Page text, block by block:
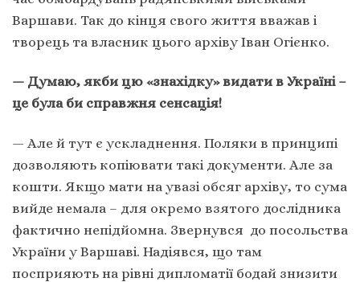
Варшави. Так до кінця свого життя вважав і
творець та власник цього архіву Іван Огієнко.
— Думаю, якби цю «знахідку» видати в Україні –
це була би справжня сенсація!
— Але й тут є ускладнення. Поляки в принципі
дозволяють копіювати такі документи. Але за
кошти. Якщо мати на увазі обсяг архіву, то сума
вийде немала – для окремо взятого дослідника
фактично непідйомна. Звернувся до посольства
України у Варшаві. Надіявся, що там
посприяють на рівні дипломатії бодай знизити